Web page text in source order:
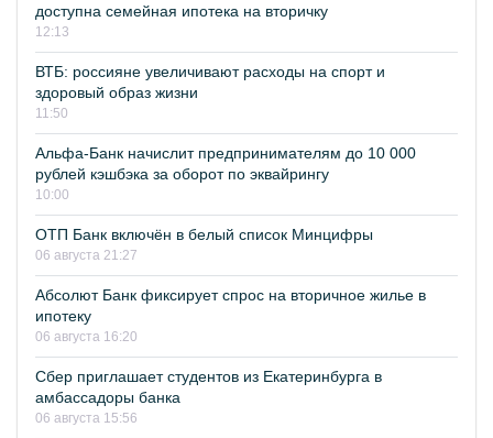
доступна семейная ипотека на вторичку
12:13
ВТБ: россияне увеличивают расходы на спорт и
здоровый образ жизни
11:50
Альфа-Банк начислит предпринимателям до 10 000
рублей кэшбэка за оборот по эквайрингу
10:00
ОТП Банк включён в белый список Минцифры
06 августа 21:27
Абсолют Банк фиксирует спрос на вторичное жилье в
ипотеку
06 августа 16:20
Сбер приглашает студентов из Екатеринбурга в
амбассадоры банка
06 августа 15:56